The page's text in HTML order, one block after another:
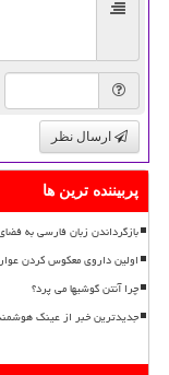
ارسال نظر
پربیننده ترین ها
بازگرداندن زبان فارسی به
اولین داروی معکوس کردن
چرا آنتن گوشیها می پرد؟
جدیدترین خبر از عینک